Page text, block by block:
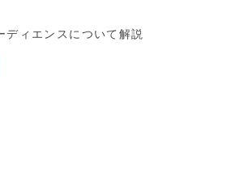
ィエンスについて解説